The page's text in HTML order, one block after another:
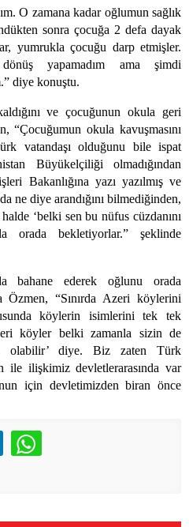
O zamana kadar oğlumun sağlık
sonra çocuğa 2 defa dayak
yumrukla çocuğu darp etmişler.
yapamadım ama şimdi
diye konuştu.
ve çocuğunun okula geri
“Çocuğumun okula kavuşmasını
vatandaşı olduğunu bile ispat
Büyükelçiliği olmadığından
Bakanlığına yazı yazılmış ve
ne diye arandığını bilmediğinden,
‘belki sen bu nüfus cüzdanını
orada bekletiyorlar.” şeklinde
bahane ederek oğlunu orada
“Sınırda Azeri köylerini
köylerin isimlerini tek tek
köyler belki zamanla sizin de
olabilir’ diye. Biz zaten Türk
ile ilişkimiz devletlerarasında var
için devletimizden biran önce